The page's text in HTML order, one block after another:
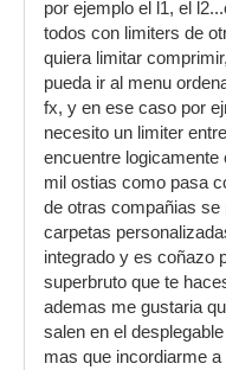
por ejemplo el l1, el
todos con limiters de
quiera limitar
pueda ir al menu
fx, y en ese caso por
necesito un limiter
encuentre
mil ostias como pasa
de otras compañias se
carpetas
integrado y es coñazo
superbruto que te
ademas me gustaria
salen en el
mas que incordiarme